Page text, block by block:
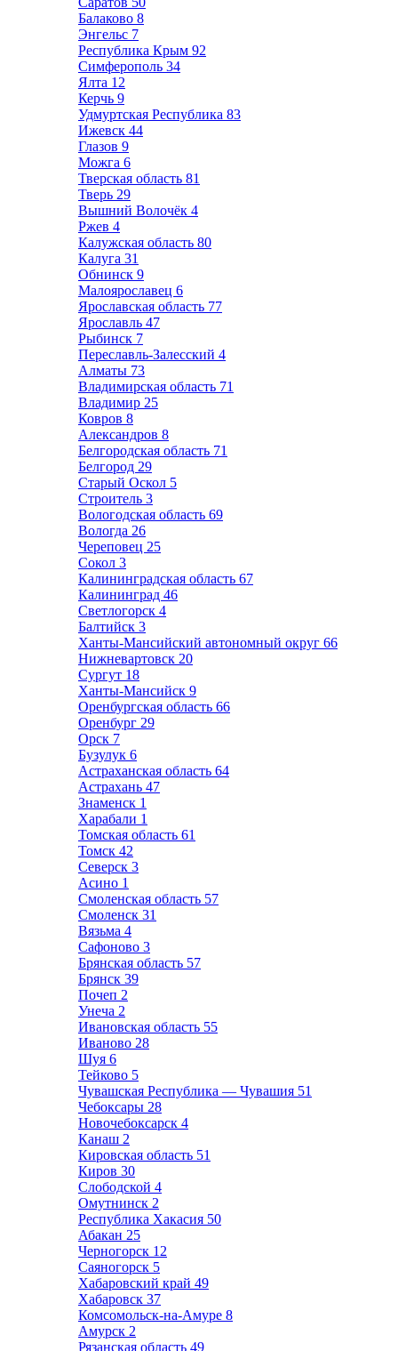
Балаково 8
Энгельс 7
Республика Крым 92
Симферополь 34
Ялта 12
Керчь 9
Удмуртская Республика 83
Ижевск 44
Глазов 9
Можга 6
Тверская область 81
Тверь 29
Вышний Волочёк 4
Ржев 4
Калужская область 80
Калуга 31
Обнинск 9
Малоярославец 6
Ярославская область 77
Ярославль 47
Рыбинск 7
Переславль-Залесский 4
Алматы 73
Владимирская область 71
Владимир 25
Ковров 8
Александров 8
Белгородская область 71
Белгород 29
Старый Оскол 5
Строитель 3
Вологодская область 69
Вологда 26
Череповец 25
Сокол 3
Калининградская область 67
Калининград 46
Светлогорск 4
Балтийск 3
Ханты-Мансийский автономный округ 66
Нижневартовск 20
Сургут 18
Ханты-Мансийск 9
Оренбургская область 66
Оренбург 29
Орск 7
Бузулук 6
Астраханская область 64
Астрахань 47
Знаменск 1
Харабали 1
Томская область 61
Томск 42
Северск 3
Асино 1
Смоленская область 57
Смоленск 31
Вязьма 4
Сафоново 3
Брянская область 57
Брянск 39
Почеп 2
Унеча 2
Ивановская область 55
Иваново 28
Шуя 6
Тейково 5
Чувашская Республика — Чувашия 51
Чебоксары 28
Новочебоксарск 4
Канаш 2
Кировская область 51
Киров 30
Слободской 4
Омутнинск 2
Республика Хакасия 50
Абакан 25
Черногорск 12
Саяногорск 5
Хабаровский край 49
Хабаровск 37
Комсомольск-на-Амуре 8
Амурск 2
Рязанская область 49